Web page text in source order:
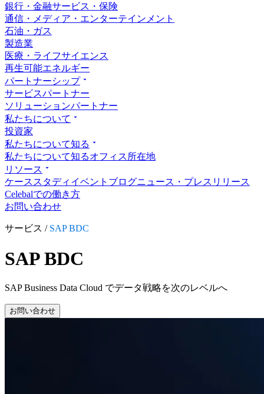
銀行・金融サービス・保険
通信・メディア・エンターテインメント
石油・ガス
製造業
医療・ライフサイエンス
再生可能エネルギー
パートナーシップ
サービスパートナー
ソリューションパートナー
私たちについて
投資家
私たちについて知る
私たちについて知るオフィス所在地
リソース
ケーススタディ イベント ブログニュース・プレスリリース
Celebalでの働き方
お問い合わせ
サービス / SAP BDC
SAP BDC
SAP Business Data Cloud でデータ戦略を次のレベルへ
お問い合わせ